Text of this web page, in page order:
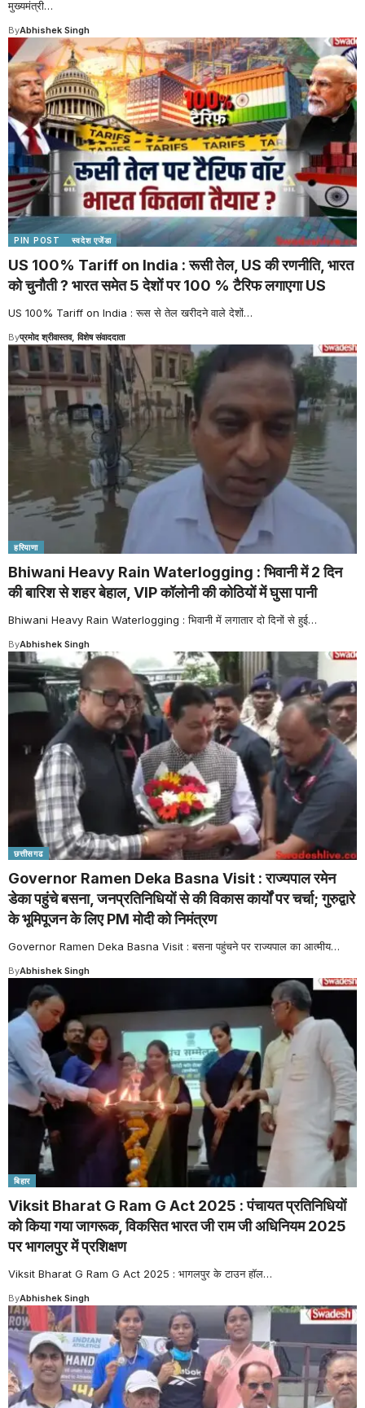
मुख्यमंत्री…
ByAbhishek Singh
PIN POST स्वदेश एजेंडा
US 100% Tariff on India : रूसी तेल, US की रणनीति, भारत
को चुनौती ? भारत समेत 5 देशों पर 100 % टैरिफ लगाएगा US
US 100% Tariff on India : रूस से तेल खरीदने वाले देशों…
Byप्रमोद श्रीवास्तव, विशेष संवाददाता
हरियाणा
Bhiwani Heavy Rain Waterlogging : भिवानी में 2 दिन
की बारिश से शहर बेहाल, VIP कॉलोनी की कोठियों में घुसा पानी
Bhiwani Heavy Rain Waterlogging : भिवानी में लगातार दो दिनों से हुई…
ByAbhishek Singh
छत्तीसगढ
Governor Ramen Deka Basna Visit : राज्यपाल रमेन
डेका पहुंचे बसना, जनप्रतिनिधियों से की विकास कार्यों पर चर्चा; गुरुद्वारे
के भूमिपूजन के लिए PM मोदी को निमंत्रण
Governor Ramen Deka Basna Visit : बसना पहुंचने पर राज्यपाल का आत्मीय…
ByAbhishek Singh
बिहार
Viksit Bharat G Ram G Act 2025 : पंचायत प्रतिनिधियों
को किया गया जागरूक, विकसित भारत जी राम जी अधिनियम 2025
पर भागलपुर में प्रशिक्षण
Viksit Bharat G Ram G Act 2025 : भागलपुर के टाउन हॉल…
ByAbhishek Singh